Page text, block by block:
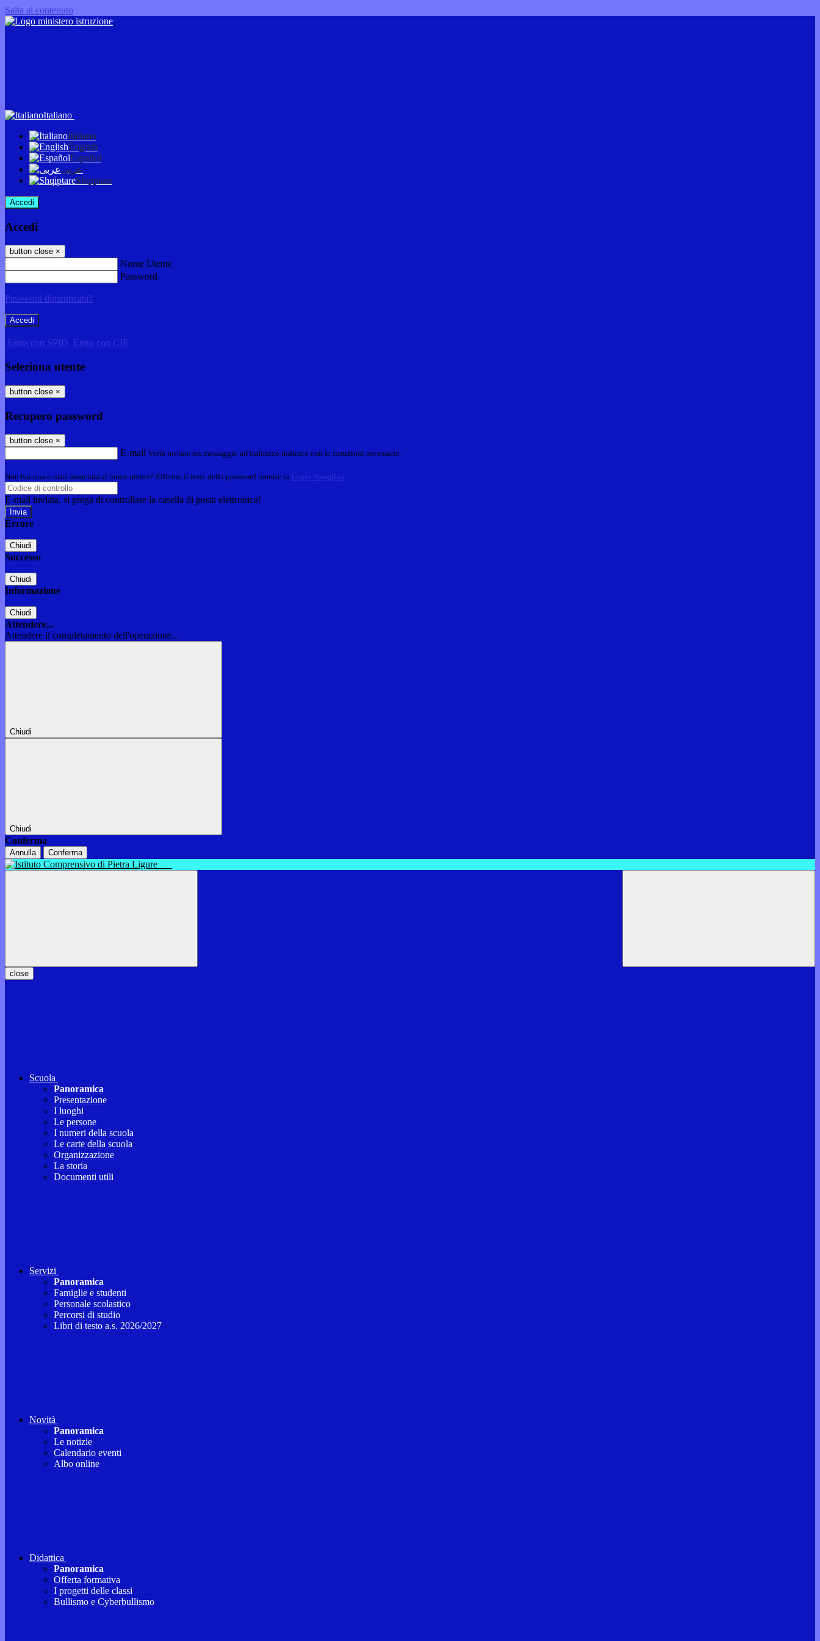
Salta al contenuto
Italiano
Italiano
English
Español
عربى
Shqiptare
Accedi
Accedi
button close ×
Nome Utente
Password
Password dimenticata?
-
Entra con SPID Entra con CIE
Seleziona utente
button close ×
Recupero password
button close ×
E-mail Verrà inviato un messaggio all'indirizzo indicato con le istruzioni necessarie.
Non hai una e-mail associata al nome utente? Effettua il reset della password tramite la Login Spaggiari
E-mail inviata, si prega di controllare la casella di posta elettronica!
Errore
Chiudi
Successo
Chiudi
Informazione
Chiudi
Attendere...
Attendere il completamento dell'operazione...
Chiudi
Chiudi
Conferma
Annulla Conferma
close
Scuola
Panoramica
Presentazione
I luoghi
Le persone
I numeri della scuola
Le carte della scuola
Organizzazione
La storia
Documenti utili
Servizi
Panoramica
Famiglie e studenti
Personale scolastico
Percorsi di studio
Libri di testo a.s. 2026/2027
Novità
Panoramica
Le notizie
Calendario eventi
Albo online
Didattica
Panoramica
Offerta formativa
I progetti delle classi
Bullismo e Cyberbullismo